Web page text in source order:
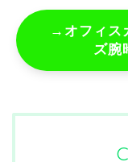
→オフィス
ズ腕